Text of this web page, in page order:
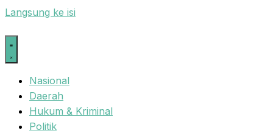
Langsung ke isi
Nasional
Daerah
Hukum & Kriminal
Politik